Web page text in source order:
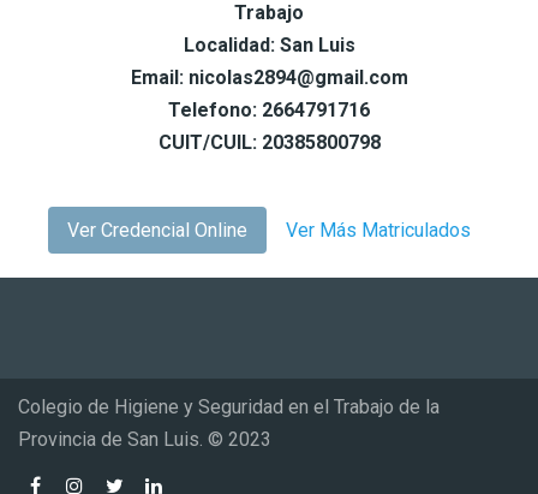
Trabajo
Localidad: San Luis
Email: nicolas2894@gmail.com
Telefono: 2664791716
CUIT/CUIL: 20385800798
Ver Credencial Online Ver Más Matriculados
Colegio de Higiene y Seguridad en el Trabajo de la
Provincia de San Luis. © 2023